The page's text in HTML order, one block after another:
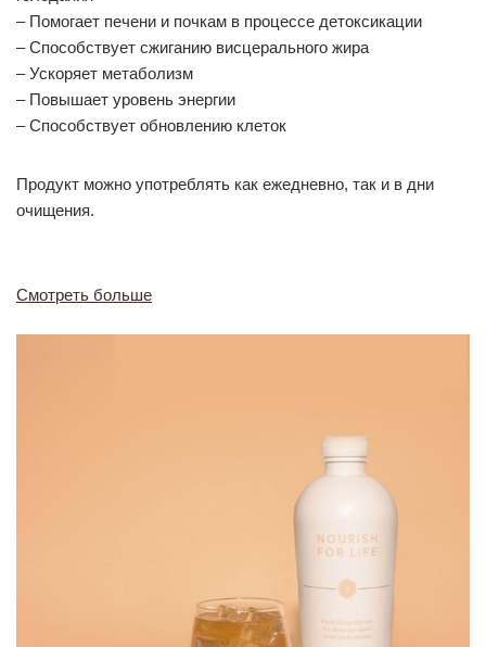
– Помогает печени и почкам в процессе детоксикации
– Способствует сжиганию висцерального жира
– Ускоряет метаболизм
– Повышает уровень энергии
– Способствует обновлению клеток
Продукт можно употреблять как ежедневно, так и в дни
очищения.
Смотреть больше